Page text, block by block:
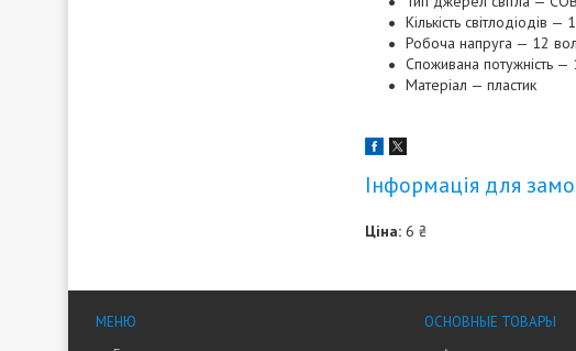
Кількість світлодіодів — 1
Робоча напруга — 12
Споживана потужність —
Матеріал — пластик
Інформація для
Ціна: 6 ₴
МЕНЮ
ОСНОВНЫЕ ТОВАРЫ